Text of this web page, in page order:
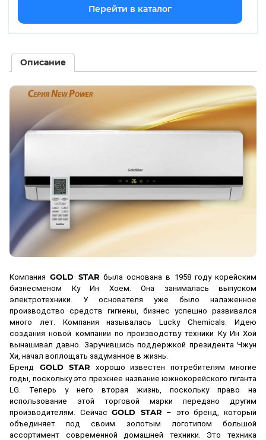
Перейти в каталог
Описание
Компания GOLD STAR была основана в 1958 году корейским
бизнесменом Ку Ин Хоем. Она занималась выпуском
электротехники. У основателя уже было налаженное
производство средств гигиены, бизнес успешно развивался
много лет. Компания называлась Lucky Chemicals. Идею
создания новой компании по производству техники Ку Ин Хой
вынашивал давно. Заручившись поддержкой президента Чжун
Хи, начал воплощать задуманное в жизнь.
Бренд
GOLD STAR хорошо известен потребителям многие
годы, поскольку это прежнее название южнокорейского гиганта
LG. Теперь у него вторая жизнь, поскольку право на
использование этой торговой марки передано другим
производителям. СейчасGOLD STAR – это бренд, который
объединяет под своим золотым логотипом большой
ассортимент современной домашней техники. Это техника